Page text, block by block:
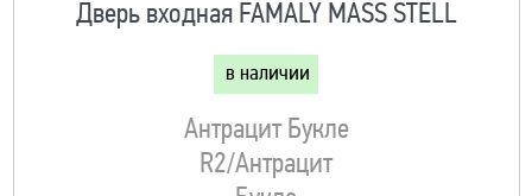
Дверь входная FAMALY MASS STELL
в наличии
Антрацит Букле
R2/Антрацит